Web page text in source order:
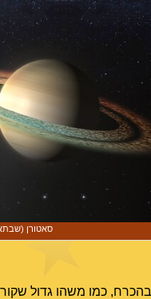
סאטורן
בהכרח, כמו משהו גדול